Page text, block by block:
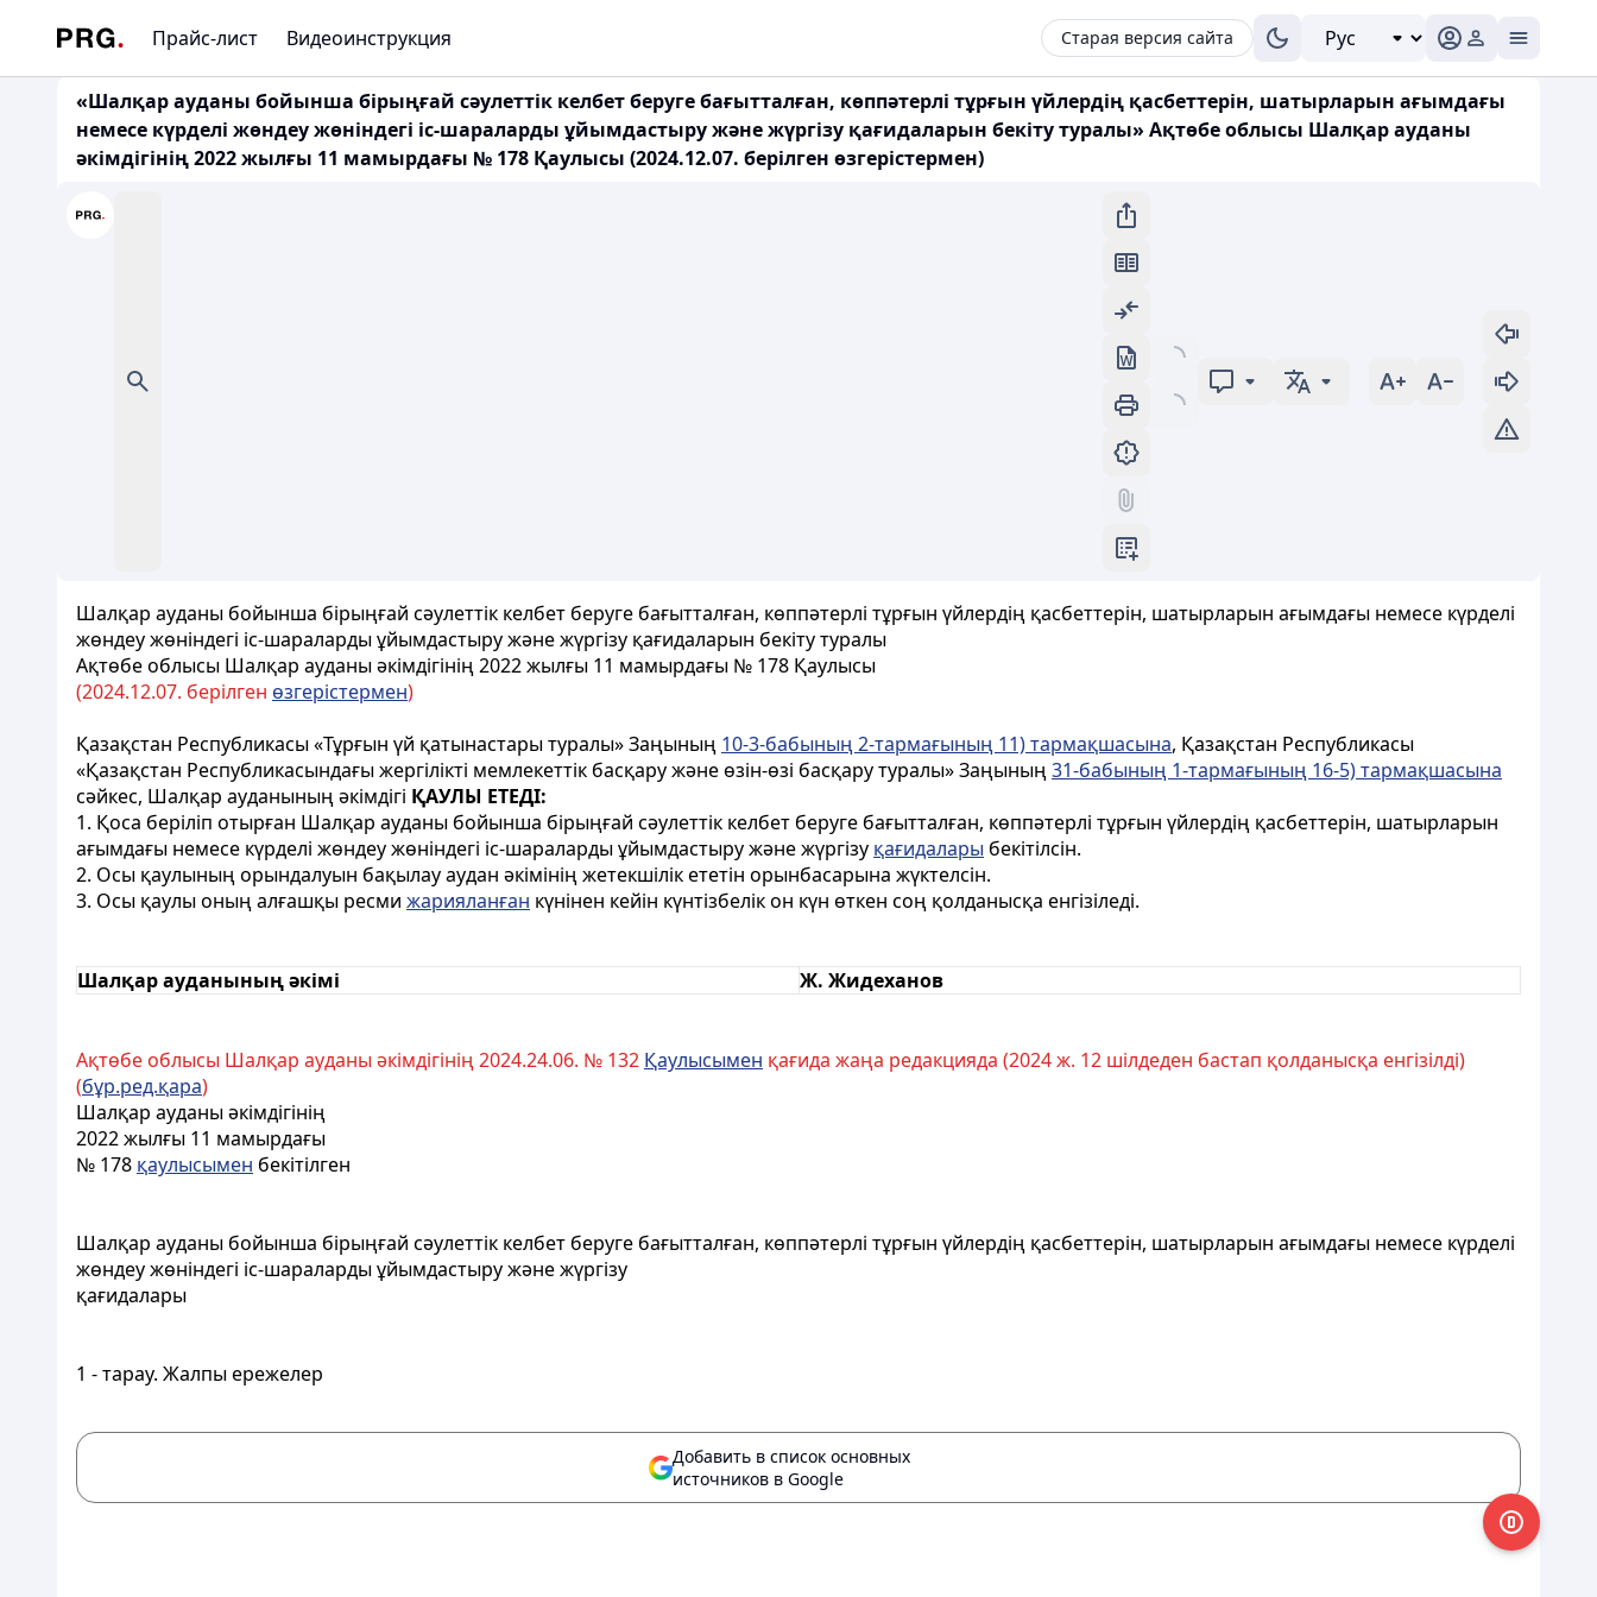
Прайс-лист Видеоинструкция Старая версия сайта
«Шалқар ауданы бойынша бірыңғай сәулеттік келбет беруге бағытталған, көппәтерлі тұрғын үйлердің қасбеттерін, шатырларын ағымдағы
немесе күрделі жөндеу жөніндегі іс-шараларды ұйымдастыру және жүргізу қағидаларын бекіту туралы» Ақтөбе облысы Шалқар ауданы
әкімдігінің 2022 жылғы 11 мамырдағы № 178 Қаулысы (2024.12.07. берілген өзгерістермен)
Шалқар ауданы бойынша бірыңғай сәулеттік келбет беруге бағытталған, көппәтерлі тұрғын үйлердің қасбеттерін, шатырларын ағымдағы немесе күрделі
жөндеу жөніндегі іс-шараларды ұйымдастыру және жүргізу қағидаларын бекіту туралы
Ақтөбе облысы Шалқар ауданы әкімдігінің 2022 жылғы 11 мамырдағы № 178 Қаулысы
(2024.12.07. берілген өзгерістермен)
Қазақстан Республикасы «Тұрғын үй қатынастары туралы» Заңының 10-3-бабының 2-тармағының 11) тармақшасына, Қазақстан Республикасы
«Қазақстан Республикасындағы жергілікті мемлекеттік басқару және өзін-өзі басқару туралы» Заңының31-бабының 1-тармағының 16-5) тармақшасына
сәйкес, Шалқар ауданының әкімдігі ҚАУЛЫ ЕТЕДІ:
1. Қоса беріліп отырған Шалқар ауданы бойынша бірыңғай сәулеттік келбет беруге бағытталған, көппәтерлі тұрғын үйлердің қасбеттерін, шатырларын
ағымдағы немесе күрделі жөндеу жөніндегі іс-шараларды ұйымдастыру және жүргізу қағидалары бекітілсін.
2. Осы қаулының орындалуын бақылау аудан әкімінің жетекшілік ететін орынбасарына жүктелсін.
3. Осы қаулы оның алғашқы ресми жарияланған күнінен кейін күнтізбелік он күн өткен соң қолданысқа енгізіледі.
Шалқар ауданының әкімі Ж. Жидеханов
Ақтөбе облысы Шалқар ауданы әкімдігінің 2024.24.06. № 132 Қаулысымен қағида жаңа редакцияда (2024 ж. 12 шілдеден бастап қолданысқа енгізілді)
(бұр.ред.қара)
Шалқар ауданы әкімдігінің
2022 жылғы 11 мамырдағы
№ 178 қаулысымен бекітілген
Шалқар ауданы бойынша бірыңғай сәулеттік келбет беруге бағытталған, көппәтерлі тұрғын үйлердің қасбеттерін, шатырларын ағымдағы немесе күрделі
жөндеу жөніндегі іс-шараларды ұйымдастыру және жүргізу
қағидалары
1 - тарау. Жалпы ережелер
Добавить в список основных
источников в Google